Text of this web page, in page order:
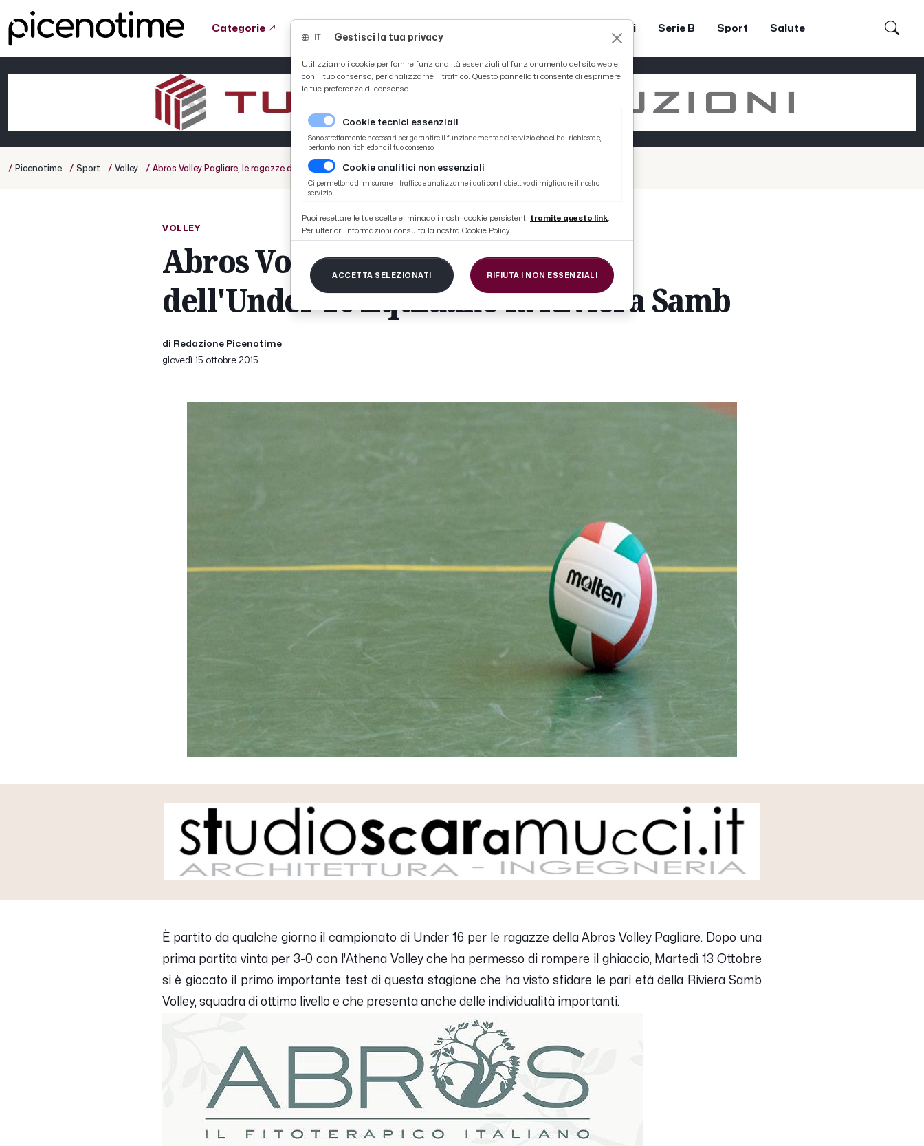
Categorie Coppa Teodori Serie B Sport Salute
/ Picenotime / Sport / Volley / Abros Volley Pagliare, le ragazze dell'Under 16 liquidano la Riviera Samb
VOLLEY
Abros Volley Pagliare, le ragazze
dell'Under 16 liquidano la Riviera Samb
di Redazione Picenotime
giovedì 15 ottobre 2015
È partito da qualche giorno il campionato di Under 16 per le ragazze della Abros Volley Pagliare. Dopo una
prima partita vinta per 3-0 con l'Athena Volley che ha permesso di rompere il ghiaccio, Martedì 13 Ottobre
si è giocato il primo importante test di questa stagione che ha visto sfidare le pari età della Riviera Samb
Volley, squadra di ottimo livello e che presenta anche delle individualità importanti.
Gestisci la tua privacy
Utilizziamo i cookie per fornire funzionalità essenziali al funzionamento del sito web e,
con il tuo consenso, per analizzarne il traffico. Questo pannello ti consente di esprimere
le tue preferenze di consenso.
Cookie tecnici essenziali
Sono strettamente necessari per garantire il funzionamento del servizio che ci hai richiesto e,
pertanto, non richiedono il tuo consenso.
Cookie analitici non essenziali
Ci permettono di misurare il traffico e analizzarne i dati con l'obiettivo di migliorare il nostro
servizio.
Puoi resettare le tue scelte eliminado i nostri cookie persistenti tramite questo link.
Per ulteriori informazioni consulta la nostra Cookie Policy.
ACCETTA SELEZIONATI RIFIUTA I NON ESSENZIALI